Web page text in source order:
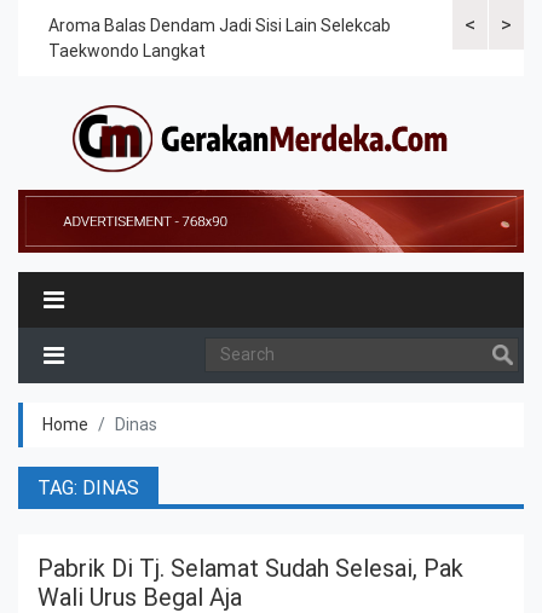
<
Aroma Balas Dendam Jadi Sisi Lain Selekcab
Taekwondo Langkat
>
Home Dinas
TAG: DINAS
Pabrik Di Tj. Selamat Sudah Selesai, Pak
Wali Urus Begal Aja